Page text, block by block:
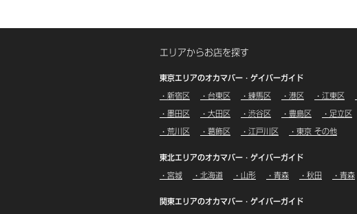
エリアからお店を探す
東京エリアのオカマバー・ゲイバーガイド
・新宿区 ・台東区 ・練馬区 ・港区 ・江東区
・墨田区 ・大田区 ・渋谷区 ・豊島区 ・足立区
・荒川区 ・葛飾区 ・江戸川区 ・東京 その他
東北エリアのオカマバー・ゲイバーガイド
・宮城 ・北海道 ・山形 ・青森 ・秋田 ・青森
関東エリアのオカマバー・ゲイバーガイド